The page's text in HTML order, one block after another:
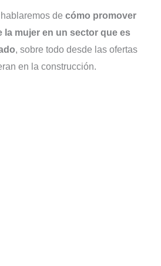
de cómo promover
la mujer en un sector que es
, sobre todo desde las ofertas
en la construcción.